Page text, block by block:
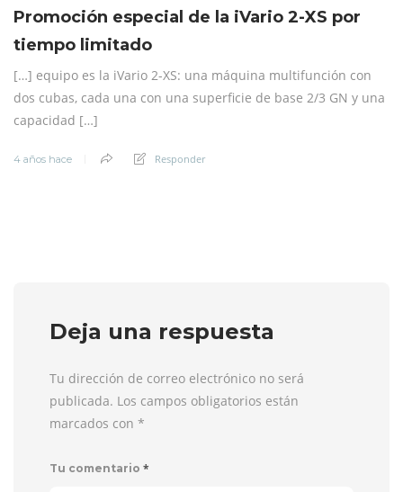
Promoción especial de la iVario 2-XS por
tiempo limitado
[…] equipo es la iVario 2-XS: una máquina multifunción con
dos cubas, cada una con una superficie de base 2/3 GN y una
capacidad […]
4 años hace Responder
Deja una respuesta
Tu dirección de correo electrónico no será
publicada. Los campos obligatorios están
marcados con *
Tu comentario *